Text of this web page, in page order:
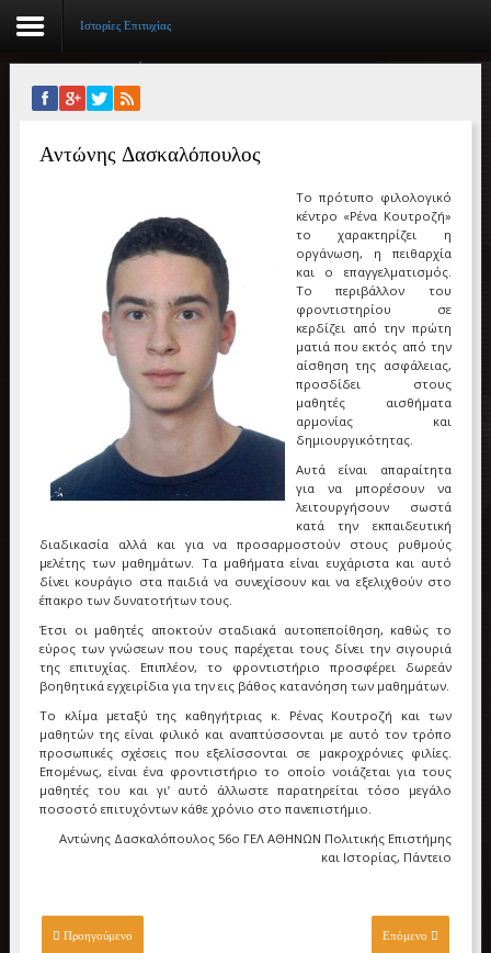
Αρχική
Βιογραφικό
Ιστορίες Επιτυχίας
Επιτυχόντες
«Μικρά Βιβλία»
Ο χώρος μας
Ιστορίες Επιτυχίας
Αντώνης Δασκαλόπουλος
Το πρότυπο φιλολογικό
κέντρο «Ρένα Κουτροζή»
το χαρακτηρίζει η
οργάνωση, η πειθαρχία
και ο επαγγελματισμός.
Το περιβάλλον του
φροντιστηρίου σε
κερδίζει από την πρώτη
ματιά που εκτός από την
αίσθηση της ασφάλειας,
προσδίδει στους
μαθητές αισθήματα
αρμονίας και
δημιουργικότητας.
Αυτά είναι απαραίτητα
για να μπορέσουν να
λειτουργήσουν σωστά
κατά την εκπαιδευτική
διαδικασία αλλά και για να προσαρμοστούν στους ρυθμούς
μελέτης των μαθημάτων. Τα μαθήματα είναι ευχάριστα και αυτό
δίνει κουράγιο στα παιδιά να συνεχίσουν και να εξελιχθούν στο
έπακρο των δυνατοτήτων τους.
Έτσι οι μαθητές αποκτούν σταδιακά αυτοπεποίθηση, καθώς το
εύρος των γνώσεων που τους παρέχεται τους δίνει την σιγουριά
της επιτυχίας. Επιπλέον, το φροντιστήριο προσφέρει δωρεάν
βοηθητικά εγχειρίδια για την εις βάθος κατανόηση των μαθημάτων.
Το κλίμα μεταξύ της καθηγήτριας κ. Ρένας Κουτροζή και των
μαθητών της είναι φιλικό και αναπτύσσονται με αυτό τον τρόπο
προσωπικές σχέσεις που εξελίσσονται σε μακροχρόνιες φιλίες.
Επομένως, είναι ένα φροντιστήριο το οποίο νοιάζεται για τους
μαθητές του και γι’ αυτό άλλωστε παρατηρείται τόσο μεγάλο
ποσοστό επιτυχόντων κάθε χρόνιο στο πανεπιστήμιο.
Αντώνης Δασκαλόπουλος 56ο ΓΕΛ ΑΘΗΝΩΝ Πολιτικής Επιστήμης
και Ιστορίας, Πάντειο
Προηγούμενο Επόμενο